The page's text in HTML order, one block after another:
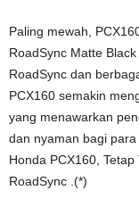
Paling mewah,
RoadSync Matte
RoadSync dan
PCX160 semakin
yang menawarkan
dan nyaman bagi
Honda PCX160,
RoadSync .(*)